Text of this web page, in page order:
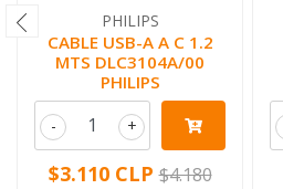
PHILIPS
CABLE USB-A A C 1.2
MTS DLC3104A/00
PHILIPS
+
-
$3.110 CLP $4.180